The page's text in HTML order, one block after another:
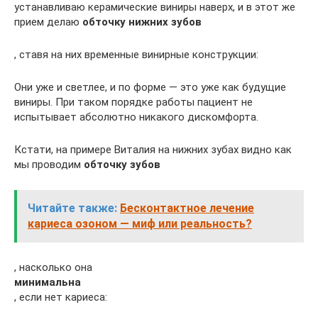
устанавливаю керамические виниры наверх, и в этот же
прием делаю обточку нижних зубов
, ставя на них временные винирные конструкции:
Они уже и светлее, и по форме — это уже как будущие
виниры. При таком порядке работы пациент не
испытывает абсолютно никакого дискомфорта.
Кстати, на примере Виталия на нижних зубах видно как
мы проводим обточку зубов
Читайте также: Бесконтактное лечение
кариеса озоном — миф или реальность?
, насколько она
минимальна
, если нет кариеса: